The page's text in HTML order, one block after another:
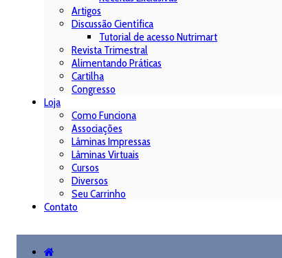
Artigos
Discussão Científica
Tutorial de acesso Nutrimart
Revista Trimestral
Alimentando Práticas
Cartilha
Congresso
Loja
Como Funciona
Associações
Lâminas Impressas
Lâminas Virtuais
Cursos
Diversos
Seu Carrinho
Contato